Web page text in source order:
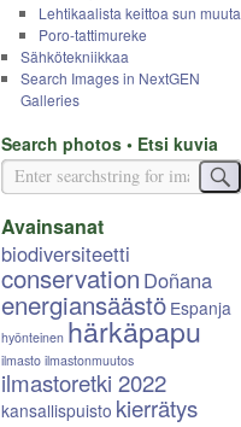
Lehtikaalista keittoa sun muuta
Poro-tattimureke
Sähkötekniikkaa
Search Images in NextGEN
Galleries
Search photos • Etsi kuvia
Avainsanat
biodiversiteetti
conservation Doñana
energiansäästö Espanja
hyönteinen härkäpapu
ilmasto ilmastonmuutos
ilmastoretki 2022
kansallispuisto kierrätys